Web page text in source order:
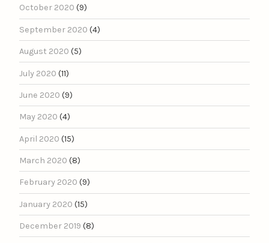
October 2020 (9)
September 2020 (4)
August 2020 (5)
July 2020 (11)
June 2020 (9)
May 2020 (4)
April 2020 (15)
March 2020 (8)
February 2020 (9)
January 2020 (15)
December 2019 (8)